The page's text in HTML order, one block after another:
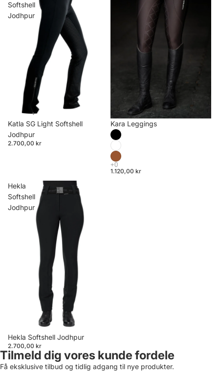
Softshell
Jodhpur
Katla SG Light Softshell
Jodhpur
2.700,00 kr
Kara Leggings
1.120,00 kr
Hekla
Softshell
Jodhpur
Hekla Softshell Jodhpur
2.700,00 kr
Tilmeld dig vores kunde fordele
Få eksklusive tilbud og tidlig adgang til nye produkter.